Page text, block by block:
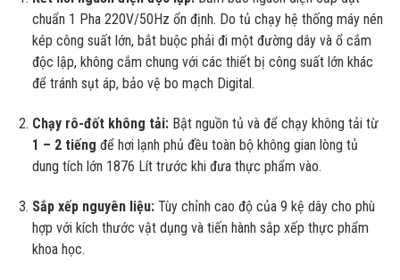
chuẩn 1 Pha 220V/50Hz ổn định. Do tủ chạy hệ thống máy nén
kép công suất lớn, bắt buộc phải đi một đường dây và ổ cắm
độc lập, không cắm chung với các thiết bị công suất lớn khác
để tránh sụt áp, bảo vệ bo mạch Digital.
Chạy rô-đốt không tải:Bật nguồn tủ và để chạy không tải từ
1 – 2 tiếng để hơi lạnh phủ đều toàn bộ không gian lòng tủ
dung tích lớn 1876 Lít trước khi đưa thực phẩm vào.
Sắp xếp nguyên liệu:Tùy chỉnh cao độ của 9 kệ dây cho phù
hợp với kích thước vật dụng và tiến hành sắp xếp thực phẩm
khoa học.